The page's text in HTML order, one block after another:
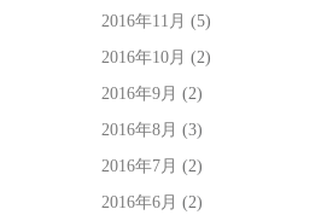
2016年11月 (5)
2016年10月 (2)
2016年9月 (2)
2016年8月 (3)
2016年7月 (2)
2016年6月 (2)